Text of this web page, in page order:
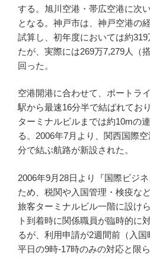
する。旭川空港・帯広空港に次
となる。神戸市は、神戸空港の
試算し、初年度においては約
たが、実際には269万7,279人（
回った。
空港開港に合わせて、ポートラ
駅から最速16分半で結ばれてお
ターミナルビルまでは約10mの
る。2006年7月より、関西国際
分で結ぶ航路が新設された。
2006年9月28日より『国際ビジ
ため、税関や入国管理・検疫な
旅客ターミナルビル一階に設け
ト到着時に関係職員が臨時的に
るが、利用申請が2週間前（入
平日の9時-17時のみの対応と限